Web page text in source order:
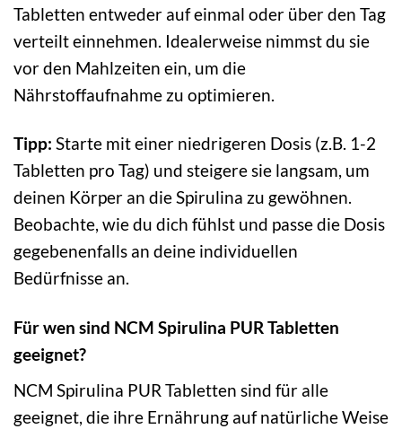
Tabletten entweder auf einmal oder über den Tag
verteilt einnehmen. Idealerweise nimmst du sie
vor den Mahlzeiten ein, um die
Nährstoffaufnahme zu optimieren.
Tipp: Starte mit einer niedrigeren Dosis (z.B. 1-2
Tabletten pro Tag) und steigere sie langsam, um
deinen Körper an die Spirulina zu gewöhnen.
Beobachte, wie du dich fühlst und passe die Dosis
gegebenenfalls an deine individuellen
Bedürfnisse an.
Für wen sind NCM Spirulina PUR Tabletten
geeignet?
NCM Spirulina PUR Tabletten sind für alle
geeignet, die ihre Ernährung auf natürliche Weise